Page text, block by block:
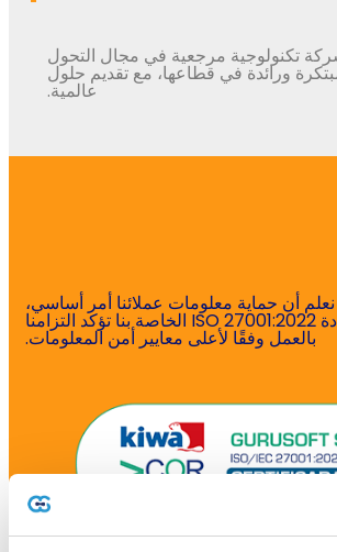
تكنولوجية مرجعية في مجال التحول
ورائدة في قطاعها، مع تقديم حلول
عالمية.
نعلم أن حماية معلومات عملائنا أمر أساسي،
الخاصة بنا تؤكد التزامنا
بالعمل وفقًا لأعلى معايير أمن المعلومات.